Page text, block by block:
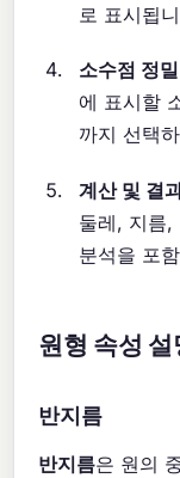
로 표시됩
소수점 정
에 표시할
까지 선택
계산 및 결
둘레, 지름,
분석을 포
원형 속성 설
반지름
반지름은 원의